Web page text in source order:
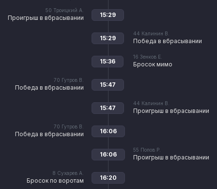
50 Троицкий А.
Проигрыш в вбрасывании 15:29
44 Калинин В.
Победа в вбрасывании
15:29
16 Зенков Е.
Бросок мимо
15:36
70 Гутров В.
Победа в вбрасывании 15:47
44 Калинин В.
Проигрыш в вбрасывании
15:47
70 Гутров В.
Победа в вбрасывании 16:06
55 Попов Р.
Проигрыш в вбрасывании
16:06
8 Сухарев А.
Бросок по воротам 16:20